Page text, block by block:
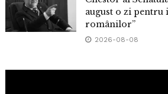
august o zi pentru
românilor”
2026-08-08